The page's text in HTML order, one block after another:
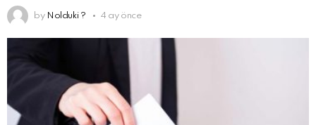
by Nolduki ? 4 ay önce